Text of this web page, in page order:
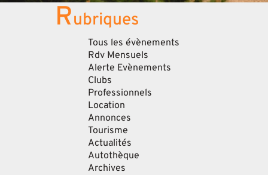
Rubriques
Tous les évènements
Rdv Mensuels
Alerte Evènements
Clubs
Professionnels
Location
Annonces
Tourisme
Actualités
Autothèque
Archives